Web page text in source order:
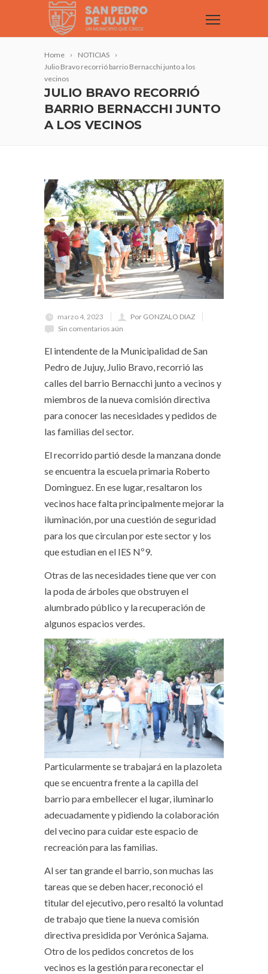
Home
NOTICIAS
Julio Bravo recorrió barrio Bernacchi junto a los
vecinos
JULIO BRAVO RECORRIÓ
BARRIO BERNACCHI JUNTO
A LOS VECINOS
marzo 4, 2023
Por GONZALO DIAZ
Sin comentarios aún
El intendente de la Municipalidad de San
Pedro de Jujuy, Julio Bravo, recorrió las
calles del barrio Bernacchi junto a vecinos y
miembros de la nueva comisión directiva
para conocer las necesidades y pedidos de
las familias del sector.
El recorrido partió desde la manzana donde
se encuentra la escuela primaria Roberto
Dominguez. En ese lugar, resaltaron los
vecinos hace falta principalmente mejorar la
iluminación, por una cuestión de seguridad
para los que circulan por este sector y los
que estudian en el IES Nº9.
Otras de las necesidades tiene que ver con
la poda de árboles que obstruyen el
alumbrado público y la recuperación de
algunos espacios verdes.
Particularmente se trabajará en la plazoleta
que se encuentra frente a la capilla del
barrio para embellecer el lugar, iluminarlo
adecuadamente y pidiendo la colaboración
del vecino para cuidar este espacio de
recreación para las familias.
Al ser tan grande el barrio, son muchas las
tareas que se deben hacer, reconoció el
titular del ejecutivo, pero resaltó la voluntad
de trabajo que tiene la nueva comisión
directiva presidida por Verónica Sajama.
Otro de los pedidos concretos de los
vecinos es la gestión para reconectar el